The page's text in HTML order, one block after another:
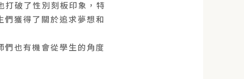
打破了性別刻板印象，特
獲得了關於追求夢想和
也有機會從學生的角度